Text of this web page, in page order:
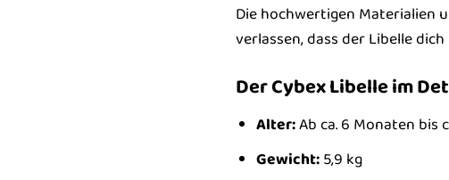
Die hochwertigen Materialien
verlassen, dass der Libelle
Der Cybex Libelle im
Alter:Ab ca. 6 Monaten bis
Gewicht:5,9 kg